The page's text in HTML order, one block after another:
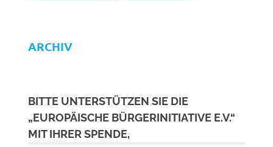
ARCHIV
BITTE UNTERSTÜTZEN SIE DIE
„EUROPÄISCHE BÜRGERINITIATIVE E.V.“
MIT IHRER SPENDE,